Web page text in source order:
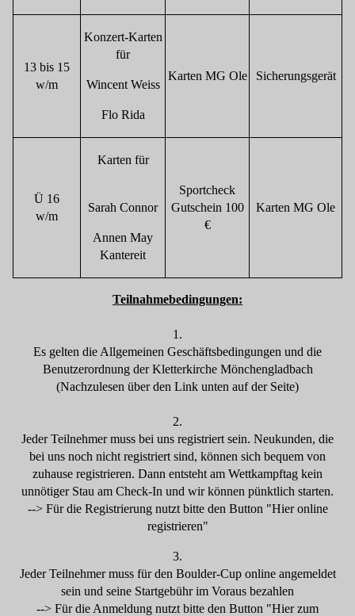
13 bis 15
w/m
Konzert-Karten
für
Wincent Weiss
Flo Rida
Karten MG Ole Sicherungsgerät
Ü 16
w/m
Karten für
Sarah Connor
Annen May
Kantereit
Sportcheck
Gutschein 100
€
Karten MG Ole
Teilnahmebedingungen:
1.
Es gelten die Allgemeinen Geschäftsbedingungen und die
Benutzerordnung der Kletterkirche Mönchengladbach
(Nachzulesen über den Link unten auf der Seite)
2.
Jeder Teilnehmer muss bei uns registriert sein. Neukunden, die
bei uns noch nicht registriert sind, können sich bequem von
zuhause registrieren. Dann entsteht am Wettkampftag kein
unnötiger Stau am Check-In und wir können pünktlich starten.
--> Für die Registrierung nutzt bitte den Button "Hier online
registrieren"
3.
Jeder Teilnehmer muss für den Boulder-Cup online angemeldet
sein und seine Startgebühr im Voraus bezahlen
--> Für die Anmeldung nutzt bitte den Button "Hier zum